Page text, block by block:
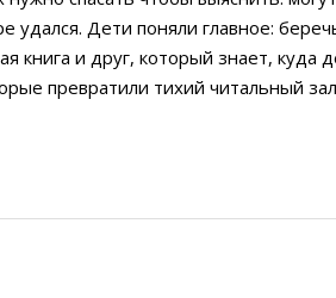
удался. Дети поняли главное:
книга и друг, который знает, куда
превратили тихий читальный